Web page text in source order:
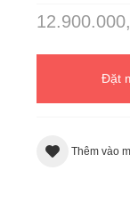
Đặt
Thêm vào